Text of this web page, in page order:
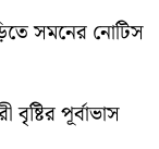
সমনের নোটিস
পূর্বাভাস